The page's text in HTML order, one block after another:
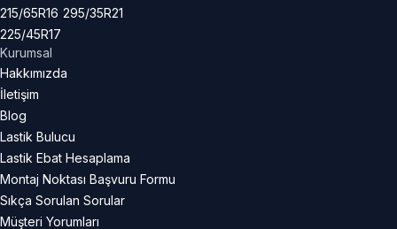
215/65R16
225/45R17
295/35R21
Kurumsal
Hakkımızda
İletişim
Blog
Lastik Bulucu
Lastik Ebat Hesaplama
Montaj Noktası Başvuru Formu
Sıkça Sorulan Sorular
Müşteri Yorumları